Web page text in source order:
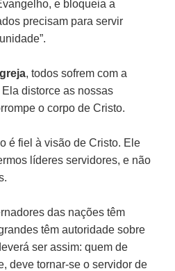
e bloqueia a
precisam para servir
Igreja, todos sofrem com a
distorce as nossas
o corpo de Cristo.
é fiel à visão de Cristo. Ele
líderes servidores, e não
das nações têm
têm autoridade sobre
ser assim: quem de
deve tornar-se o servidor de